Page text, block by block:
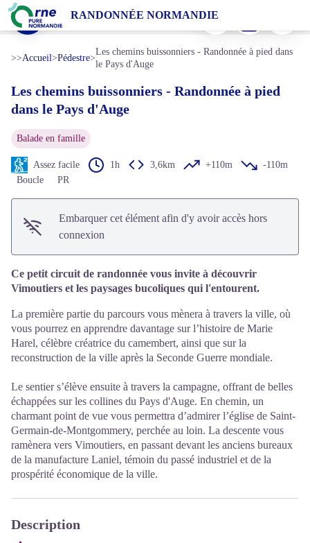
RANDONNÉE NORMANDIE
Les chemins buissonniers - Randonnée à pied dans le Pays d'Auge
Voir l'image en plein écran
Imprimer
>>Accueil>Pédestre>
Les chemins buissonniers - Randonnée à pied dans
le Pays d'Auge
Les chemins buissonniers - Randonnée à pied
dans le Pays d'Auge
Balade en famille
Assez facile 1h 3,6km +110m
-110m
Boucle
PR
Embarquer cet élément afin d'y avoir accès hors
connexion
Ce petit circuit de randonnée vous invite à découvrir
Vimoutiers et les paysages bucoliques qui l'entourent.
La première partie du parcours vous mènera à travers la ville, où
vous pourrez en apprendre davantage sur l’histoire de Marie
Harel, célèbre créatrice du camembert, ainsi que sur la
reconstruction de la ville après la Seconde Guerre mondiale.
Le sentier s’élève ensuite à travers la campagne, offrant de belles
échappées sur les collines du Pays d'Auge. En chemin, un
charmant point de vue vous permettra d’admirer l’église de Saint-
Germain-de-Montgommery, perchée au loin. La descente vous
ramènera vers Vimoutiers, en passant devant les anciens bureaux
de la manufacture Laniel, témoin du passé industriel et de la
prospérité économique de la ville.
Description